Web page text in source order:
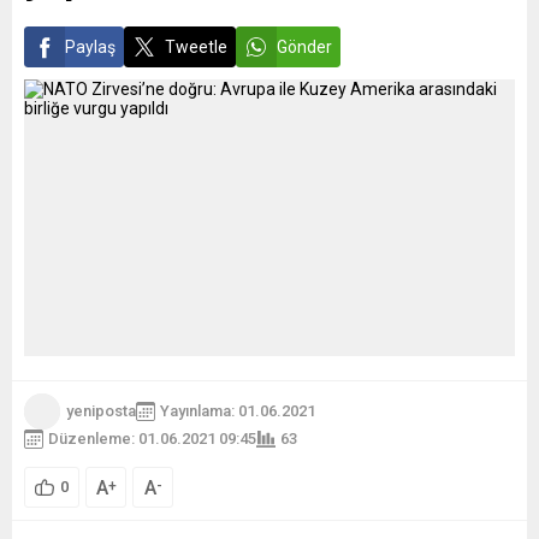
Paylaş Tweetle Gönder
yeniposta
Yayınlama: 01.06.2021
Düzenleme: 01.06.2021 09:45
63
0 A+ A-